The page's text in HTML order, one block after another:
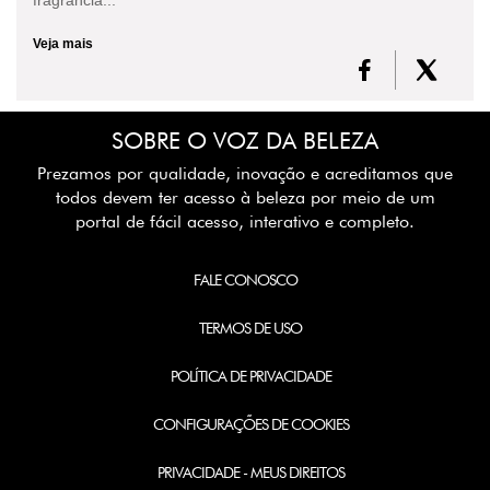
Veja mais
SOBRE O VOZ DA BELEZA
Prezamos por qualidade, inovação e acreditamos que
todos devem ter acesso à beleza por meio de um
portal de fácil acesso, interativo e completo.
FALE CONOSCO
TERMOS DE USO
POLÍTICA DE PRIVACIDADE
CONFIGURAÇÕES DE COOKIES
PRIVACIDADE - MEUS DIREITOS